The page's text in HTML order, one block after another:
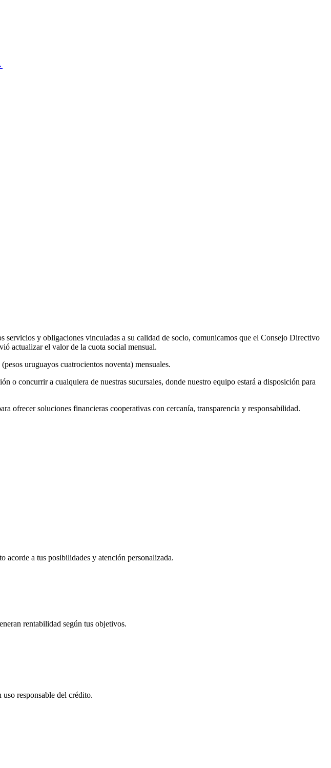
y obligaciones vinculadas a su calidad de socio, comunicamos que el Consejo Directivo
actualizar el valor de la cuota social mensual.
uruguayos cuatrocientos noventa) mensuales.
o concurrir a cualquiera de nuestras sucursales, donde nuestro equipo estará a disposición para
ofrecer soluciones financieras cooperativas con cercanía, transparencia y responsabilidad.
acorde a tus posibilidades y atención personalizada.
rentabilidad según tus objetivos.
responsable del crédito.